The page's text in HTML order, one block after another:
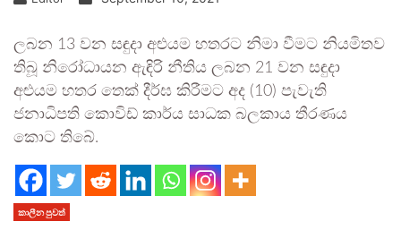
ලබන 13 වන සඳුදා අළුයම හතරට නිමා වීමට නියමිතව
තිබූ නිරෝධායන ඇඳිරි නීතිය ලබන 21 වන සඳුදා
අළුයම හතර තෙක් දීර්ඝ කිරීමට අද (10) පැවැති
ජනාධිපති කොවිඩ් කාර්ය සාධක බලකාය තීරණය
කොට තිබේ.
කාලීන පුවත්